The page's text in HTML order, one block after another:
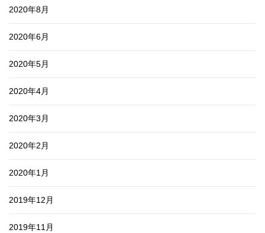
2020年8月
2020年6月
2020年5月
2020年4月
2020年3月
2020年2月
2020年1月
2019年12月
2019年11月